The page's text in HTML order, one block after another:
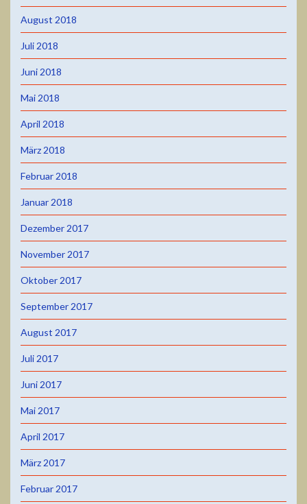
August 2018
Juli 2018
Juni 2018
Mai 2018
April 2018
März 2018
Februar 2018
Januar 2018
Dezember 2017
November 2017
Oktober 2017
September 2017
August 2017
Juli 2017
Juni 2017
Mai 2017
April 2017
März 2017
Februar 2017